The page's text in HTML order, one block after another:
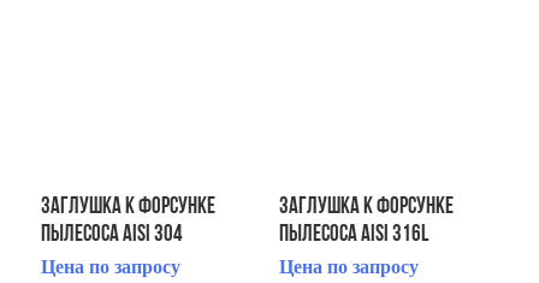
Заглушка к форсунке
пылесоса AISI 304
Цена по запросу
Заглушка к форсунке
пылесоса AISI 316L
Цена по запросу